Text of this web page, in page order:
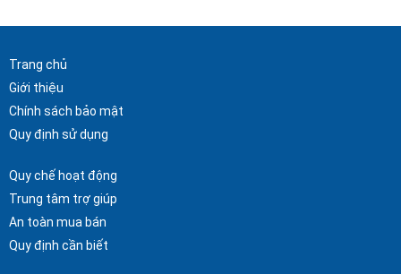
Trang chủ
Giới thiệu
Chính sách bảo mật
Quy định sử dụng
Quy chế hoạt động
Trung tâm trợ giúp
An toàn mua bán
Quy định cần biết